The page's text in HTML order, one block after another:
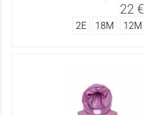
22 €
2Ε 18Μ 12Μ